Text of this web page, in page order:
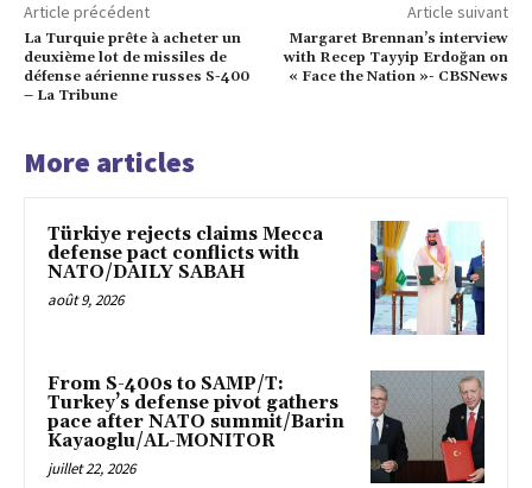
Article précédent
La Turquie prête à acheter un
deuxième lot de missiles de
défense aérienne russes S-400
– La Tribune
Article suivant
Margaret Brennan’s interview
with Recep Tayyip Erdoğan on
« Face the Nation »- CBSNews
More articles
Türkiye rejects claims Mecca
defense pact conflicts with
NATO/DAILY SABAH
août 9, 2026
From S-400s to SAMP/T:
Turkey’s defense pivot gathers
pace after NATO summit/Barin
Kayaoglu/AL-MONITOR
juillet 22, 2026